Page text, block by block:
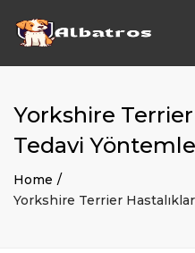
Yorkshire Terrier
Tedavi
Home
Yorkshire Terrier